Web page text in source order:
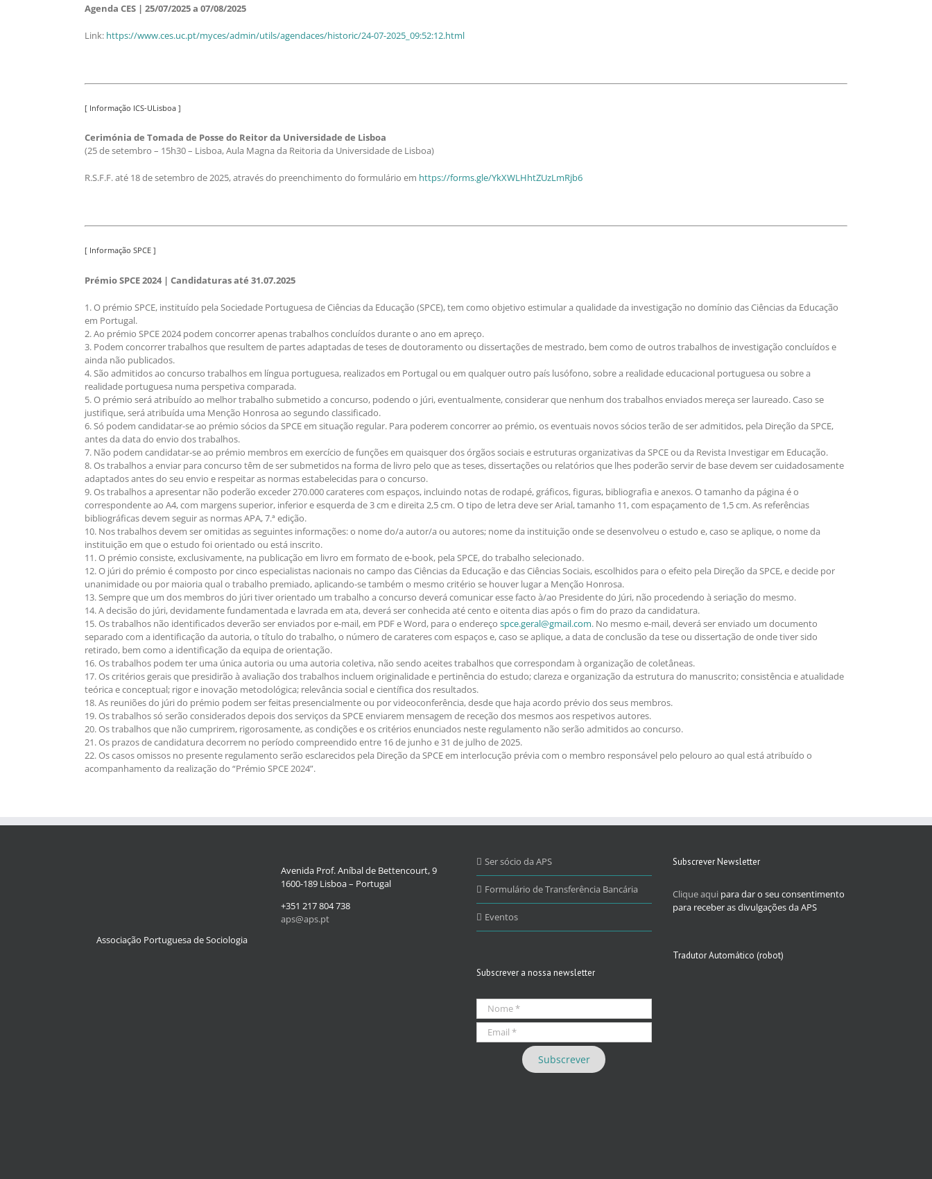
Agenda CES | 25/07/2025 a 07/08/2025
Link: https://www.ces.uc.pt/myces/admin/utils/agendaces/historic/24-07-2025_09:52:12.html
[ Informação ICS-ULisboa ]
Cerimónia de Tomada de Posse do Reitor da Universidade de Lisboa
(25 de setembro – 15h30 – Lisboa, Aula Magna da Reitoria da Universidade de Lisboa)
R.S.F.F. até 18 de setembro de 2025, através do preenchimento do formulário em https://forms.gle/YkXWLHhtZUzLmRjb6
[ Informação SPCE ]
Prémio SPCE 2024 | Candidaturas até 31.07.2025
1. O prémio SPCE, instituído pela Sociedade Portuguesa de Ciências da Educação (SPCE), tem como objetivo estimular a qualidade da investigação no domínio das Ciências da Educação
em Portugal.
2. Ao prémio SPCE 2024 podem concorrer apenas trabalhos concluídos durante o ano em apreço.
3. Podem concorrer trabalhos que resultem de partes adaptadas de teses de doutoramento ou dissertações de mestrado, bem como de outros trabalhos de investigação concluídos e
ainda não publicados.
4. São admitidos ao concurso trabalhos em língua portuguesa, realizados em Portugal ou em qualquer outro país lusófono, sobre a realidade educacional portuguesa ou sobre a
realidade portuguesa numa perspetiva comparada.
5. O prémio será atribuído ao melhor trabalho submetido a concurso, podendo o júri, eventualmente, considerar que nenhum dos trabalhos enviados mereça ser laureado. Caso se
justifique, será atribuída uma Menção Honrosa ao segundo classificado.
6. Só podem candidatar-se ao prémio sócios da SPCE em situação regular. Para poderem concorrer ao prémio, os eventuais novos sócios terão de ser admitidos, pela Direção da SPCE,
antes da data do envio dos trabalhos.
7. Não podem candidatar-se ao prémio membros em exercício de funções em quaisquer dos órgãos sociais e estruturas organizativas da SPCE ou da Revista Investigar em Educação.
8. Os trabalhos a enviar para concurso têm de ser submetidos na forma de livro pelo que as teses, dissertações ou relatórios que lhes poderão servir de base devem ser cuidadosamente
adaptados antes do seu envio e respeitar as normas estabelecidas para o concurso.
9. Os trabalhos a apresentar não poderão exceder 270.000 carateres com espaços, incluindo notas de rodapé, gráficos, figuras, bibliografia e anexos. O tamanho da página é o
correspondente ao A4, com margens superior, inferior e esquerda de 3 cm e direita 2,5 cm. O tipo de letra deve ser Arial, tamanho 11, com espaçamento de 1,5 cm. As referências
bibliográficas devem seguir as normas APA, 7.ª edição.
10. Nos trabalhos devem ser omitidas as seguintes informações: o nome do/a autor/a ou autores; nome da instituição onde se desenvolveu o estudo e, caso se aplique, o nome da
instituição em que o estudo foi orientado ou está inscrito.
11. O prémio consiste, exclusivamente, na publicação em livro em formato de e-book, pela SPCE, do trabalho selecionado.
12. O júri do prémio é composto por cinco especialistas nacionais no campo das Ciências da Educação e das Ciências Sociais, escolhidos para o efeito pela Direção da SPCE, e decide por
unanimidade ou por maioria qual o trabalho premiado, aplicando-se também o mesmo critério se houver lugar a Menção Honrosa.
13. Sempre que um dos membros do júri tiver orientado um trabalho a concurso deverá comunicar esse facto à/ao Presidente do Júri, não procedendo à seriação do mesmo.
14. A decisão do júri, devidamente fundamentada e lavrada em ata, deverá ser conhecida até cento e oitenta dias após o fim do prazo da candidatura.
15. Os trabalhos não identificados deverão ser enviados por e-mail, em PDF e Word, para o endereço spce.geral@gmail.com. No mesmo e-mail, deverá ser enviado um documento
separado com a identificação da autoria, o título do trabalho, o número de carateres com espaços e, caso se aplique, a data de conclusão da tese ou dissertação de onde tiver sido
retirado, bem como a identificação da equipa de orientação.
16. Os trabalhos podem ter uma única autoria ou uma autoria coletiva, não sendo aceites trabalhos que correspondam à organização de coletâneas.
17. Os critérios gerais que presidirão à avaliação dos trabalhos incluem originalidade e pertinência do estudo; clareza e organização da estrutura do manuscrito; consistência e atualidade
teórica e conceptual; rigor e inovação metodológica; relevância social e científica dos resultados.
18. As reuniões do júri do prémio podem ser feitas presencialmente ou por videoconferência, desde que haja acordo prévio dos seus membros.
19. Os trabalhos só serão considerados depois dos serviços da SPCE enviarem mensagem de receção dos mesmos aos respetivos autores.
20. Os trabalhos que não cumprirem, rigorosamente, as condições e os critérios enunciados neste regulamento não serão admitidos ao concurso.
21. Os prazos de candidatura decorrem no período compreendido entre 16 de junho e 31 de julho de 2025.
22. Os casos omissos no presente regulamento serão esclarecidos pela Direção da SPCE em interlocução prévia com o membro responsável pelo pelouro ao qual está atribuído o
acompanhamento da realização do “Prémio SPCE 2024”.
Associação Portuguesa de Sociologia
Avenida Prof. Aníbal de Bettencourt, 9
1600-189 Lisboa – Portugal
+351 217 804 738
aps@aps.pt
Ser sócio da APS
Formulário de Transferência Bancária
Eventos
Subscrever a nossa newsletter
Subscrever Newsletter
Clique aqui para dar o seu consentimento
para receber as divulgações da APS
Tradutor Automático (robot)